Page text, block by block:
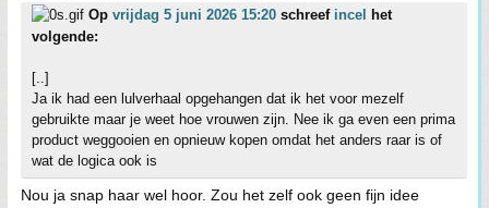
Op vrijdag 5 juni 2026 15:20 schreef incel
het
volgende:
[..]
Ja ik had een lulverhaal opgehangen dat ik het voor mezelf
gebruikte maar je weet hoe vrouwen zijn. Nee ik ga even een prima
product weggooien en opnieuw kopen omdat het anders raar is of
wat de logica ook is
Nou ja snap haar wel hoor. Zou het zelf ook geen fijn idee